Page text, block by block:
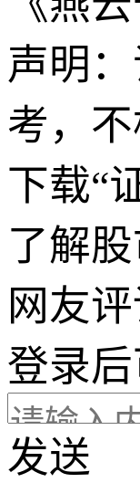
声明
考，
下载“
了解
网友
登录
发送